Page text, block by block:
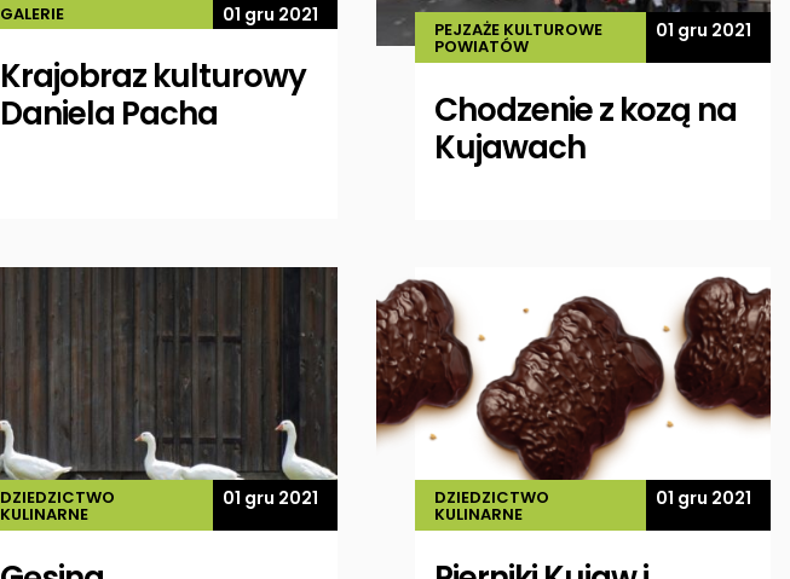
GALERIE 01 gru 2021
Krajobraz kulturowy
Daniela Pacha
PEJZAŻE KULTUROWE
POWIATÓW
01 gru 2021
Chodzenie z kozą na
Kujawach
DZIEDZICTWO
KULINARNE
01 gru 2021 DZIEDZICTWO
KULINARNE
01 gru 2021